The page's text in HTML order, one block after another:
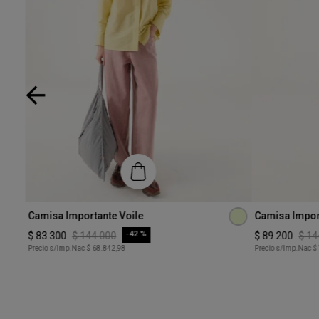
XS
Camisa Importante Voile
$ 83.300 $144.000 -42 %
Precio s/Imp.Nac $ 68.842,98
XS
Camisa
$ 89.200 $
Precio s/Imp.Nac $